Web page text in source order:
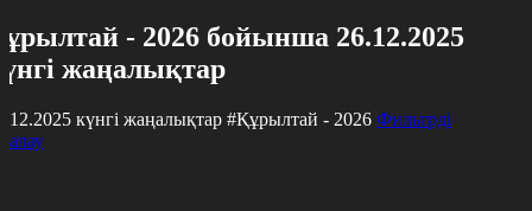
- 2026 бойынша 26.12.2025
жаңалықтар
күнгі жаңалықтар #Құрылтай - 2026 Фильтрді